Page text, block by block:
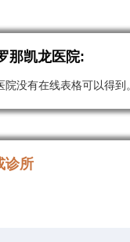
那凯龙医院:
没有在线表格可以得到。
诊所